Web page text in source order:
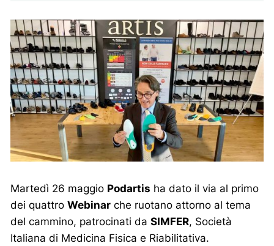
Martedì 26 maggio Podartis ha dato il via al primo
dei quattroWebinar che ruotano attorno al tema
del cammino, patrocinati daSIMFER, Società
Italiana di Medicina Fisica e Riabilitativa.